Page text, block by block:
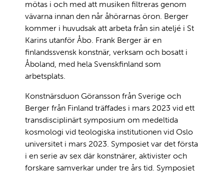
mötas i och med att musiken filtreras genom
vävarna innan den når åhörarnas öron. Berger
kommer i huvudsak att arbeta från sin ateljé i St
Karins utanför Åbo. Frank Berger är en
finlandssvensk konstnär, verksam och bosatt i
Åboland, med hela Svenskfinland som
arbetsplats.
Konstnärsduon Göransson från Sverige och
Berger från Finland träffades i mars 2023 vid ett
transdisciplinärt symposium om medeltida
kosmologi vid teologiska institutionen vid Oslo
universitet i mars 2023. Symposiet var det första
i en serie av sex där konstnärer, aktivister och
forskare samverkar under tre års tid. Symposiet